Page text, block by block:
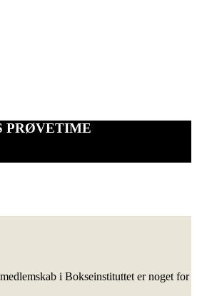
PRØVETIME
i Bokseinstituttet er noget for